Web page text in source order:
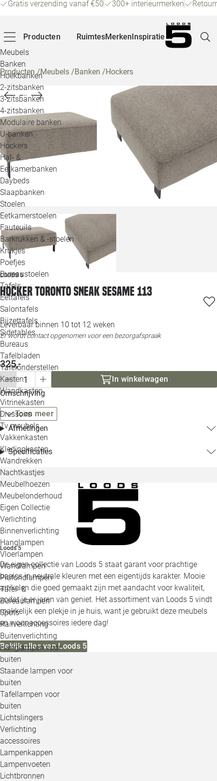
Gratis verzending vanaf €50 300+ interieurmerken
Producten
Meubels
Banken
Hoekbanken
2-zitsbanken
3-zitsbanken
4-zitsbanken
Modulaire banken
U-banken
Hockers
Hal- &
Eetkamerbanken
Daybeds
Slaapbanken
Stoelen
Eetkamerstoelen
Fauteuils
Barkrukken & -stoelen
Krukjes
Poefjes
Bureaustoelen
Tafels
Eettafels
Salontafels
Bijzettafels
Sidetables
Bureaus
Tafelbladen
Tafelonderstellen
Kasten
Wandkasten
Vitrinekasten
Dressoirs
Tv meubels
Vakkenkasten
Kledingkasten
Wandrekken
Nachtkastjes
Meubelhoezen
Meubelonderhoud
Eigen Collectie
Verlichting
Binnenverlichting
Hanglampen
Vloerlampen
Wandlampen
Plafondlampen
Tafel- &
Bureaulampen
Spots
Railverlichting
Buitenverlichting
Hanglampen voor
buiten
Staande lampen voor
buiten
Tafellampen voor
buiten
Lichtslingers
Verlichting
accessoires
Lampenkappen
Lampenvoeten
Lichtbronnen
RuimtesMerkenInspiratie
Producten/Meubels /Banken /Hockers
LOODS 5
Hocker Toronto sneak sesame 113
Leverbaar binnen 10 tot 12 weken
Er wordt contact opgenomen voor een bezorgafspraak
325,-
In winkelwagen
Omschrijving
Toon meer
Afmetingen
Specificaties
Loods 5
De eigen collectie van Loods 5 staat garant voor prachtige
basics in neutrale kleuren met een eigentijds karakter. Mooie
artikelen die goed gemaakt zijn met aandacht voor kwaliteit,
zodat je er jaren van geniet. Het assortiment van Loods 5 vindt
makkelijk een plekje in je huis, want je gebruikt deze meubels
en woonaccessoires iedere dag!
Bekijk alles van Loods 5